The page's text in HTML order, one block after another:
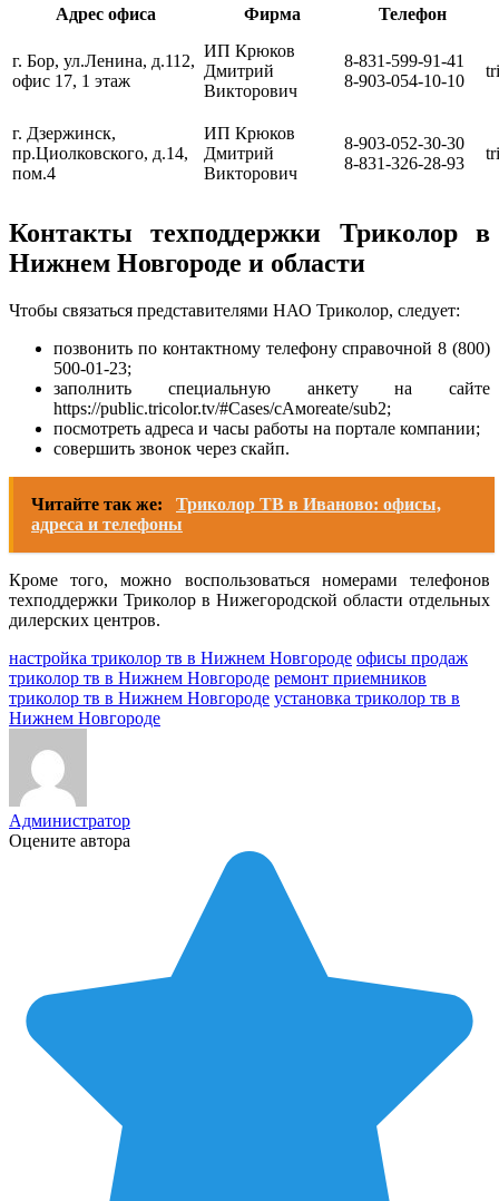
Адрес офиса Фирма Телефон
г. Бор, ул.Ленина, д.112,
офис 17, 1 этаж
ИП Крюков
Дмитрий
Викторович
8-831-599-91-41
8-903-054-10-10
г. Дзержинск,
пр.Циолковского, д.14,
пом.4
ИП Крюков
Дмитрий
Викторович
8-903-052-30-30
8-831-326-28-93
Контакты техподдержки Триколор в
Нижнем Новгороде и области
Чтобы связаться представителями НАО Триколор, следует:
позвонить по контактному телефону справочной 8 (800)
500-01-23;
заполнить специальную анкету на сайте
https://public.tricolor.tv/#Cases/cАмоreate/sub2;
посмотреть адреса и часы работы на портале компании;
совершить звонок через скайп.
Читайте так же:
Триколор ТВ в Иваново: офисы,
адреса и телефоны
Кроме того, можно воспользоваться номерами телефонов
техподдержки Триколор в Нижегородской области отдельных
дилерских центров.
настройка триколор тв в Нижнем Новгороде офисы продаж
триколор тв в Нижнем Новгороде ремонт приемников
триколор тв в Нижнем Новгороде установка триколор тв в
Нижнем Новгороде
Администратор
Оцените автора